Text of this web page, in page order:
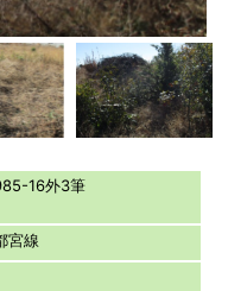
16外3筆
宮線